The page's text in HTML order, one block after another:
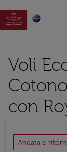

Voli
con
Andata e